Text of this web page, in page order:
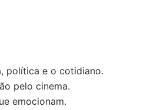
política e o cotidiano.
pelo cinema.
emocionam.